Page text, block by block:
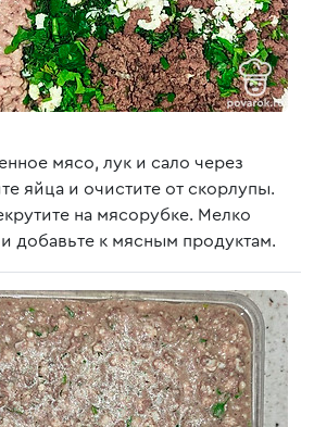
мясо, лук и сало через
яйца и очистите от скорлупы.
на мясорубке. Мелко
добавьте к мясным продуктам.